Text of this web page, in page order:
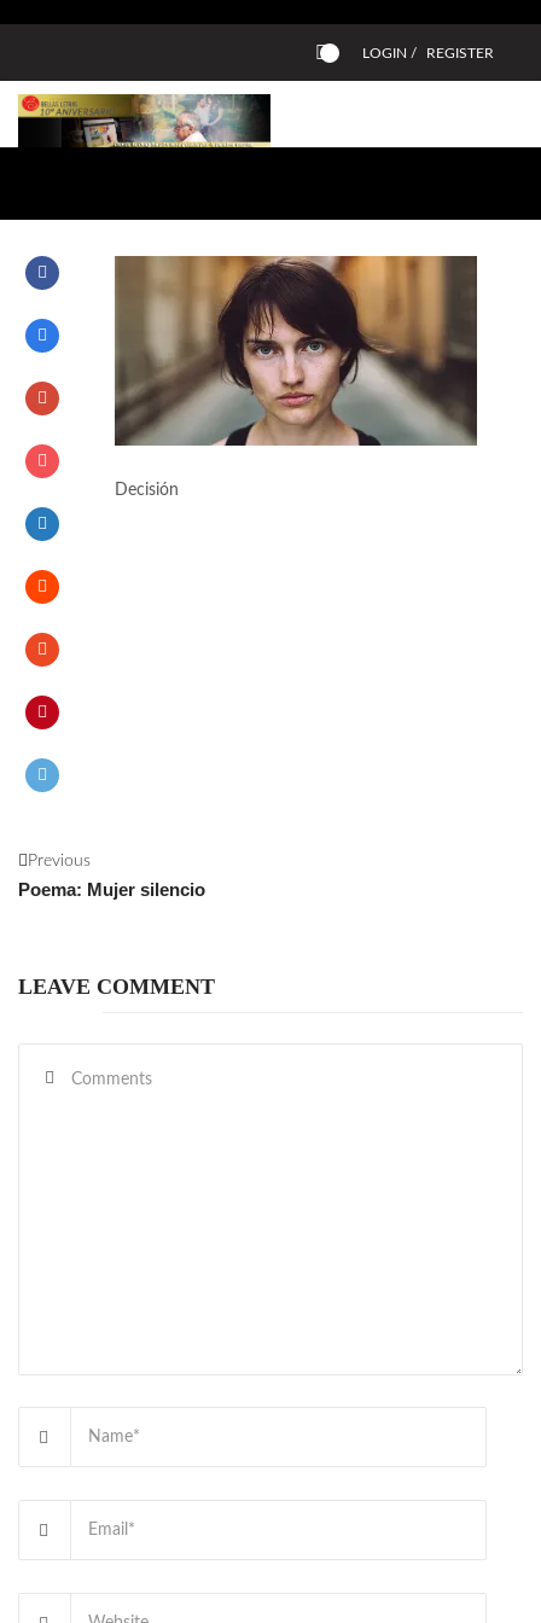
LOGIN / REGISTER
Decisión
Previous
Poema: Mujer silencio
LEAVE COMMENT